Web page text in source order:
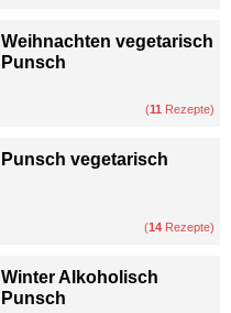
Weihnachten vegetarisch
Punsch
(11 Rezepte)
Punsch vegetarisch
(14 Rezepte)
Winter Alkoholisch
Punsch